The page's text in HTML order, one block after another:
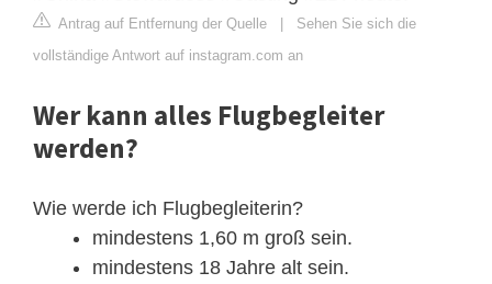
Antrag auf Entfernung der Quelle | Sehen Sie sich die
vollständige Antwort auf instagram.com an
Wer kann alles Flugbegleiter
werden?
Wie werde ich Flugbegleiterin?
mindestens 1,60 m groß sein.
mindestens 18 Jahre alt sein.